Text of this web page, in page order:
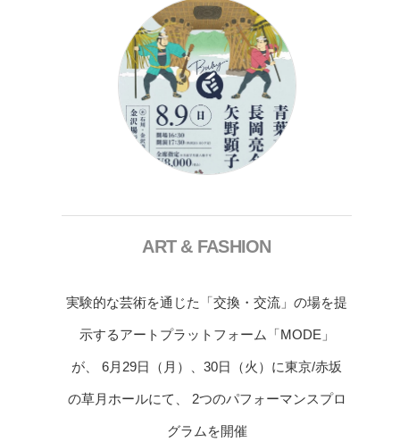
ART & FASHION
実験的な芸術を通じた「交換・交流」の場を提
示するアートプラットフォーム「MODE」
が、 6月29日（月）、30日（火）に東京/赤坂
の草月ホールにて、 2つのパフォーマンスプロ
グラムを開催